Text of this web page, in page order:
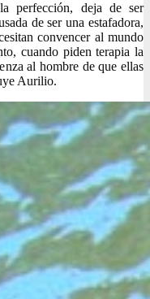
perfección, deja de ser
de ser una estafadora,
convencer al mundo
cuando piden terapia la
al hombre de que ellas
Aurilio.